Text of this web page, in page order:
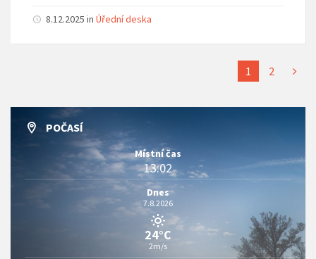
8.12.2025 in Úřední deska
1 2
POČASÍ
Místní čas
13:02
Dnes
7.8.2026
24°C
2m/s